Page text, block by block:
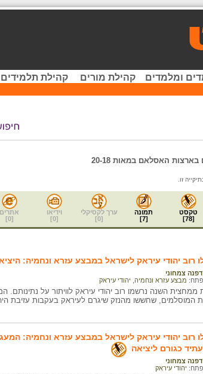
ומלמדים קהילת מורים קהילת תלמידים
בארצות האסלאם במאות 20-18
טקסט
[
78
]
תמונה
[
7
]
ערך לקסיקלי
[
0
]
וידיאו
[
0
]
אתרים
[
0
]
רוב יהודי עיראק לישראל במבצע עזרא ונחמיה:
דפנה צמחוני
מבצע עזרא ונחמיה יהודי עיראק
ממחצית השנה נרשמו רוב יהודי עיראק לוויתור על
המוסלמים, שחששו מהנזק שיגרם לעיראק בעקבות עזיבת
רוב יהודי עיראק לישראל במבצע עזרא ונחמיה:
כגורם ליציאה
דפנה צמחוני
יהודי עיראק